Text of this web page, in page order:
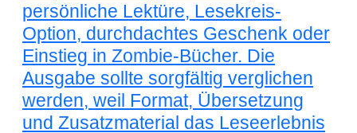
persönliche Lektüre, Lesekreis-
Option, durchdachtes Geschenk oder
Einstieg in Zombie-Bücher. Die
Ausgabe sollte sorgfältig verglichen
werden, weil Format, Übersetzung
und Zusatzmaterial das Leseerlebnis